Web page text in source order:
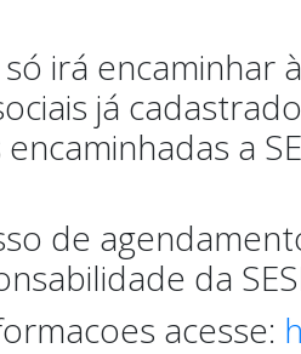
só irá
já
a
de
da
acesse: